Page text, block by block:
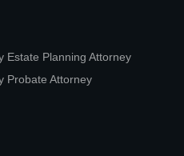
Estate Planning Attorney
Probate Attorney